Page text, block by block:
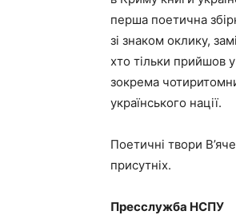
перша поетична
зі знаком оклику,
хто тільки прийшов
зокрема
українського нації.
Поетичні твори
присутніх.
Пресслужба НСПУ